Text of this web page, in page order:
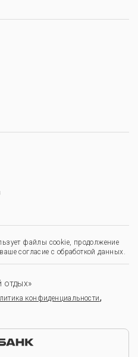
файлы cookie, продолжение
согласие с обработкой данных.
конфиденциальности,